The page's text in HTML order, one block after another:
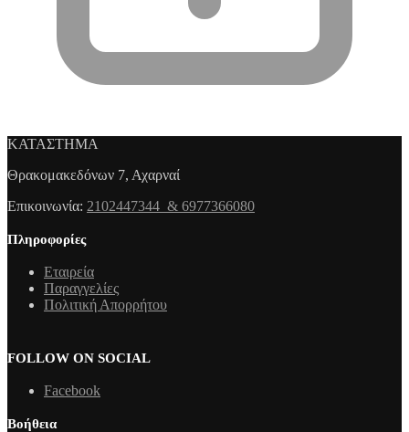
ΚΑΤΑΣΤΗΜΑ
Θρακομακεδόνων 7, Αχαρναί
Επικοινωνία: 2102447344 & 6977366080
Πληροφορίες
Εταιρεία
Παραγγελίες
Πολιτική Απορρήτου
FOLLOW ON SOCIAL
Facebook
Βοήθεια